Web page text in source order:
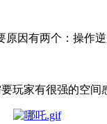
因有两个：操作逆
玩家有很强的空